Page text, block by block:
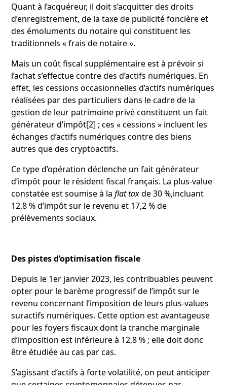
Quant à l’acquéreur, il doit s’acquitter des droits
d’enregistrement, de la taxe de publicité foncière et
des émoluments du notaire qui constituent les
traditionnels « frais de notaire ».
Mais un coût fiscal supplémentaire est à prévoir si
l’achat s’effectue contre des d’actifs numériques. En
effet, les cessions occasionnelles d’actifs numériques
réalisées par des particuliers dans le cadre de la
gestion de leur patrimoine privé constituent un fait
générateur d’impôt[2] ; ces « cessions » incluent les
échanges d’actifs numériques contre des biens
autres que des cryptoactifs.
Ce type d’opération déclenche un fait générateur
d’impôt pour le résident fiscal français. La plus-value
constatée est soumise à laflat taxde 30 %,incluant
12,8 % d’impôt sur le revenu et 17,2 % de
prélèvements sociaux.
Des pistes d’optimisation fiscale
Depuis le 1er janvier 2023, les contribuables peuvent
opter pour le barème progressif de l’impôt sur le
revenu concernant l’imposition de leurs plus-values
suractifs numériques. Cette option est avantageuse
pour les foyers fiscaux dont la tranche marginale
d’imposition est inférieure à 12,8 % ; elle doit donc
être étudiée au cas par cas.
S’agissant d’actifs à forte volatilité, on peut anticiper